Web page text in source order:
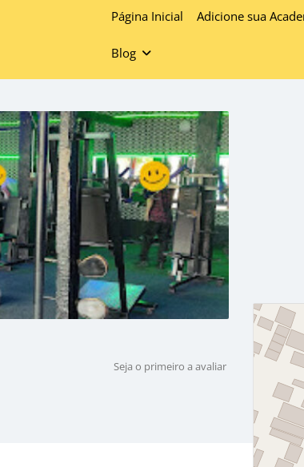
Página Inicial Adicione sua
Blog
Seja o primeiro a avaliar